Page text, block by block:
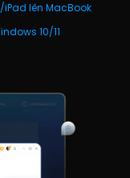
lên MacBook
10/11